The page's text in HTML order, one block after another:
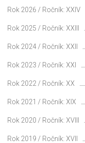
Rok 2026 / Ročník: XXIV
Rok 2025 / Ročník: XXIII
Rok 2024 / Ročník: XXII
Rok 2023 / Ročník: XXI
Rok 2022 / Ročník: XX
Rok 2021 / Ročník: XIX
Rok 2020 / Ročník: XVIII
Rok 2019 / Ročník: XVII